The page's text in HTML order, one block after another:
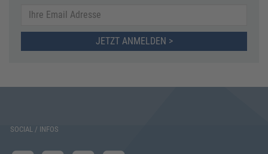
JETZT ANMELDEN >
SOCIAL / INFOS